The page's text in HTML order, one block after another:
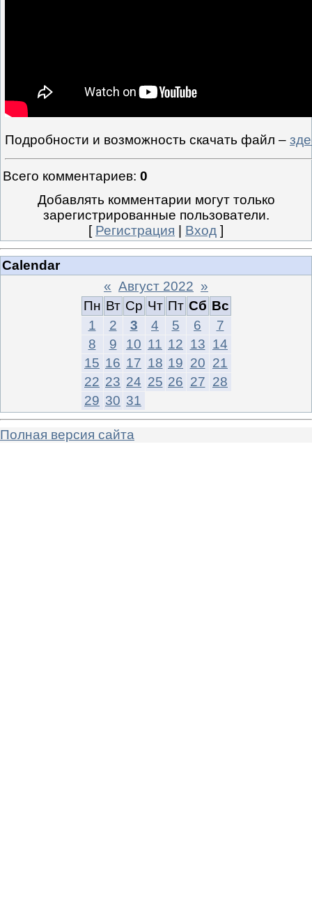
Подробности и возможность скачать файл –
Всего комментариев: 0
Добавлять комментарии могут только
зарегистрированные пользователи.
[ Регистрация Вход ]
Calendar
« Август 2022 »
Пн Вт Ср Чт Пт Сб Вс
1
2 3 4 5 6
7
8
9 10 11 12 13 14
15 16 17 18 19 20 21
22 23 24 25 26 27 28
29 30 31
Полная версия сайта